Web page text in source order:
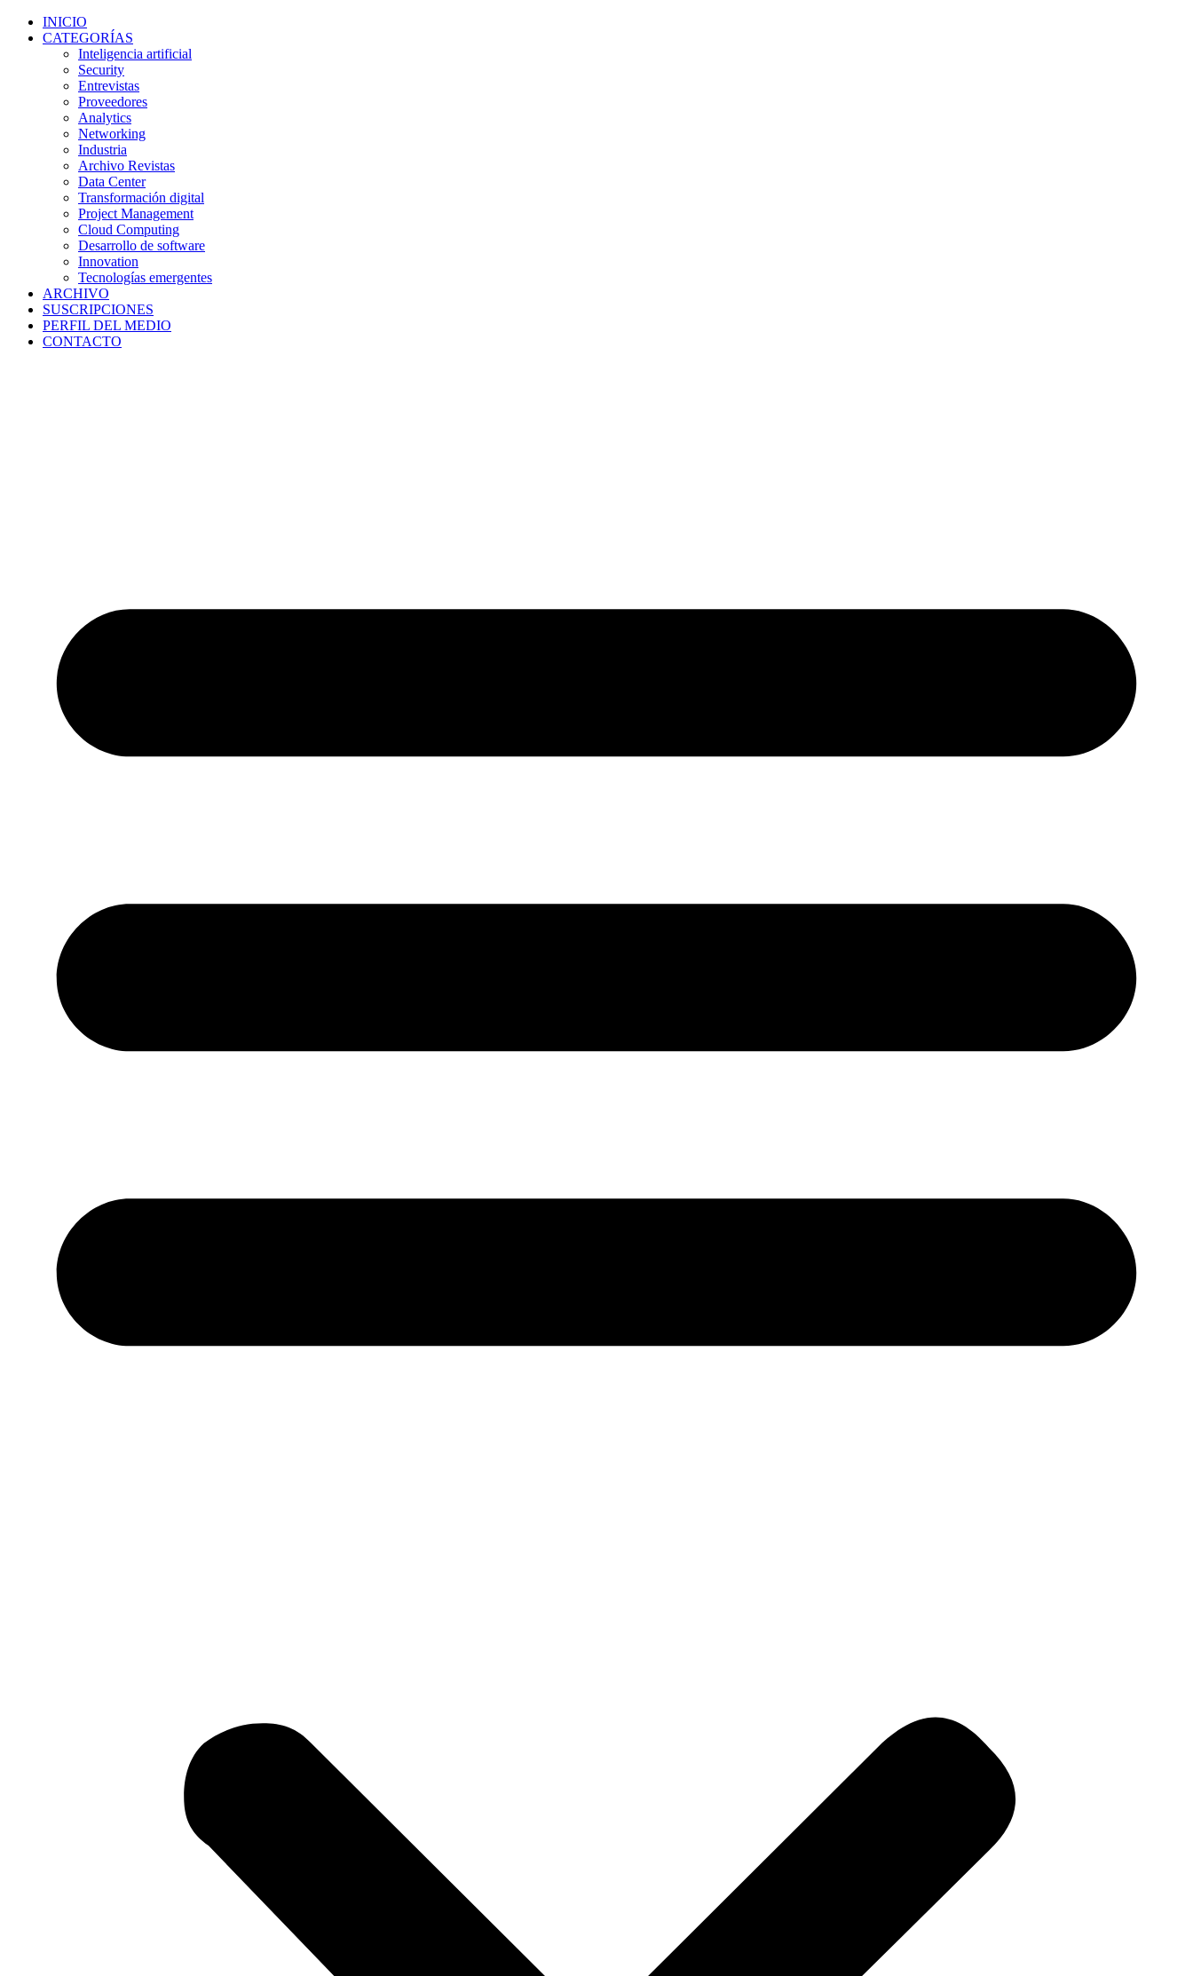
INICIO
CATEGORÍAS
Inteligencia artificial
Security
Entrevistas
Proveedores
Analytics
Networking
Industria
Archivo Revistas
Data Center
Transformación digital
Project Management
Cloud Computing
Desarrollo de software
Innovation
Tecnologías emergentes
ARCHIVO
SUSCRIPCIONES
PERFIL DEL MEDIO
CONTACTO